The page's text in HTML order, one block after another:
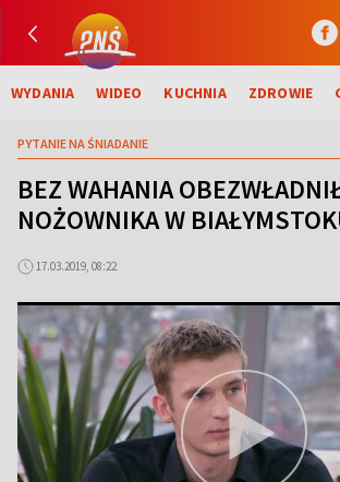
WYDANIA WIDEO KUCHNIA ZDROWIE
PYTANIE NA ŚNIADANIE
BEZ WAHANIA
NOŻOWNIKA W
17.03.2019, 08:22